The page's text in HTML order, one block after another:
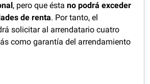
, pero que éstano podrá exceder
de renta. Por tanto, el
solicitar al arrendatario cuatro
como garantía del arrendamiento